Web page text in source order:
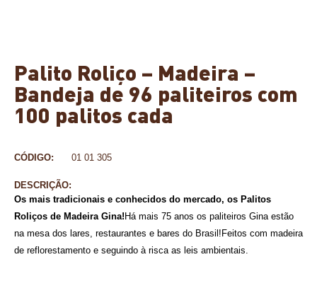
Palito Roliço – Madeira –
Bandeja de 96 paliteiros com
100 palitos cada
CÓDIGO: 01 01 305
DESCRIÇÃO:
Os mais tradicionais e conhecidos do mercado, os Palitos
Roliços de Madeira Gina! Há mais 75 anos os paliteiros Gina estão
na mesa dos lares, restaurantes e bares do Brasil!Feitos com madeira
de reflorestamento e seguindo à risca as leis ambientais.